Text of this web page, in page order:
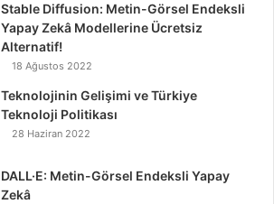
Stable Diffusion: Metin-Görsel Endeksli
Yapay Zekâ Modellerine Ücretsiz
Alternatif!
18 Ağustos 2022
Teknolojinin Gelişimi ve Türkiye
Teknoloji Politikası
28 Haziran 2022
DALL·E: Metin-Görsel Endeksli Yapay
Zekâ